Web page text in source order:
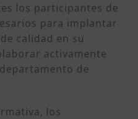
los participantes de
para implantar
calidad en su
activamente
de
los